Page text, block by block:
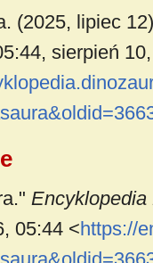
(2025, lipiec
sierpień
05:44 <https://